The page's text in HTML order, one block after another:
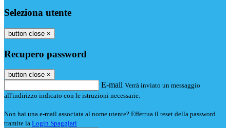
Seleziona utente
button close ×
Recupero password
button close ×
E-mail Verrà inviato un messaggio
all'indirizzo indicato con le istruzioni necessarie.
Non hai una e-mail associata al nome utente? Effettua il reset della password
tramite la Login Spaggiari